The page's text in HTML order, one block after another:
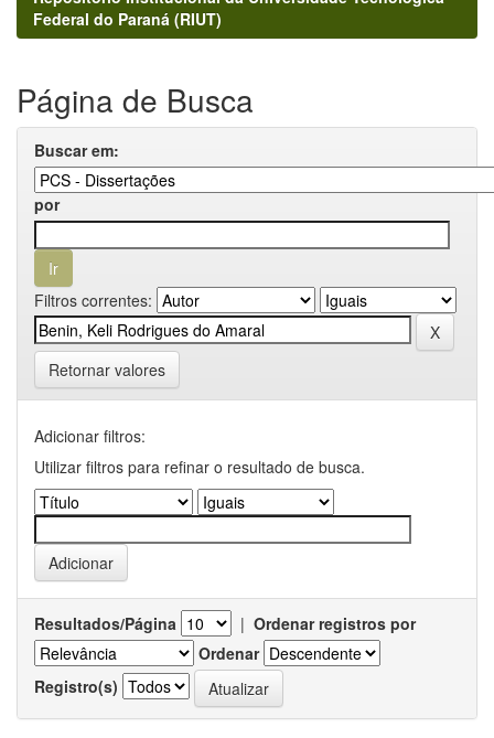
Federal do Paraná (RIUT)
Página de Busca
Buscar em:
por
Filtros correntes:
Retornar valores
Adicionar filtros:
Utilizar filtros para refinar o resultado de busca.
Resultados/Página | Ordenar registros por
Ordenar
Registro(s)